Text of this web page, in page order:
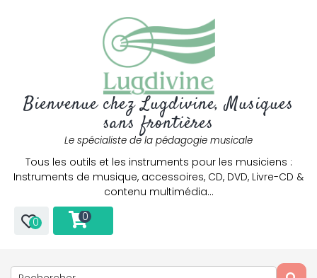
Bienvenue chez Lugdivine, Musiques
sans frontières
Le spécialiste de la pédagogie musicale
Tous les outils et les instruments pour les musiciens :
Instruments de musique, accessoires, CD, DVD, Livre-CD &
contenu multimédia…
0 0